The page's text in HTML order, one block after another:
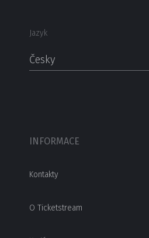
Jazyk
Česky
INFORMACE
Kontakty
O Ticketstream